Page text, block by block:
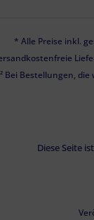
* Alle Preise inkl.
² Bei Bestellungen,
Diese Seite